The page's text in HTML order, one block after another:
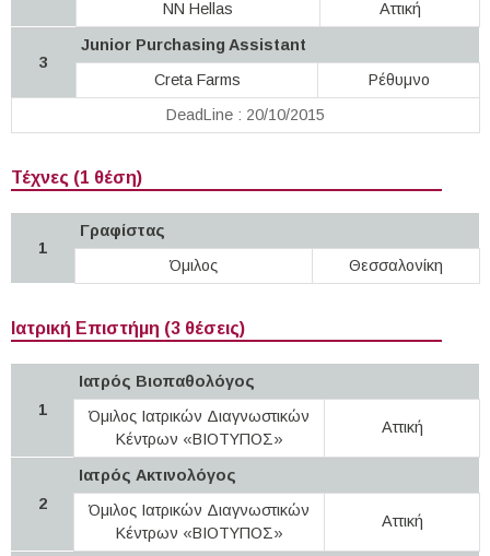
NN Hellas
Αττική
3
Junior Purchasing Assistant
Creta Farms
Ρέθυμνο
DeadLine : 20/10/2015
Τέχνες (1 θέση)
1
Γραφίστας
Όμιλος
Θεσσαλονίκη
Ιατρική Επιστήμη (3 θέσεις)
1
Ιατρός Βιοπαθολόγος
Όμιλος Ιατρικών Διαγνωστικών
Κέντρων «ΒΙΟΤΥΠΟΣ»
Αττική
2
Ιατρός Ακτινολόγος
Όμιλος Ιατρικών Διαγνωστικών
Κέντρων «ΒΙΟΤΥΠΟΣ»
Αττική